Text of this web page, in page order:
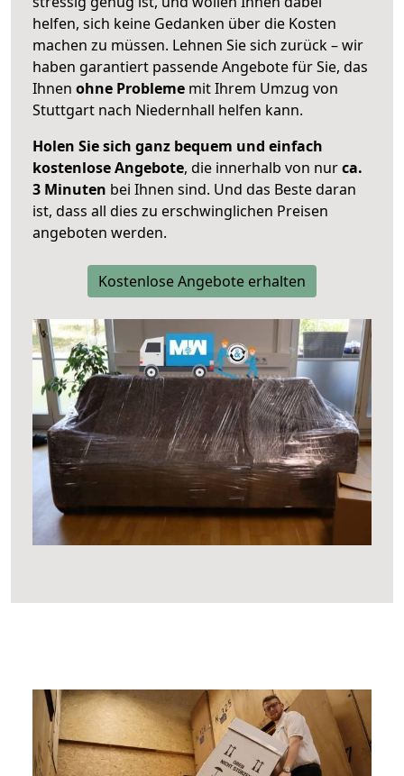
helfen, sich keine Gedanken über die Kosten
machen zu müssen. Lehnen Sie sich zurück – wir
haben garantiert passende Angebote für Sie, das
Ihnen ohne Probleme mit Ihrem Umzug von
Stuttgart nach Niedernhall helfen kann.
Holen Sie sich ganz bequem und einfach
kostenlose Angebote, die innerhalb von nurca.
3 Minuten bei Ihnen sind. Und das Beste daran
ist, dass all dies zu erschwinglichen Preisen
angeboten werden.
Kostenlose Angebote erhalten